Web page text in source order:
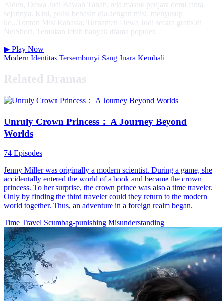
Aiden, Dewa Judi Bawah Tanah, rela masuk penjara demi cinta
sejatinya. Kini, polisi bebasin dia dengan misi: menyusup
ke...Tonton Misi Rahasia: Turnamen Dewa Judi secara gratis di
NetShort. Temukan lebih banyak drama populer.
▶ Play Now
Modern Identitas Tersembunyi Sang Juara Kembali
Related Dramas
Unruly Crown Princess： A Journey Beyond
Worlds
74 Episodes
Jenny Miller was originally a modern scientist. During a game, she
accidentally entered the world of a book and became the crown
princess. To her surprise, the crown prince was also a time traveler.
Only by finding the third traveler could they return to the modern
world together. Thus, an adventure in a foreign realm began.
Time Travel Scumbag-punishing Misunderstanding